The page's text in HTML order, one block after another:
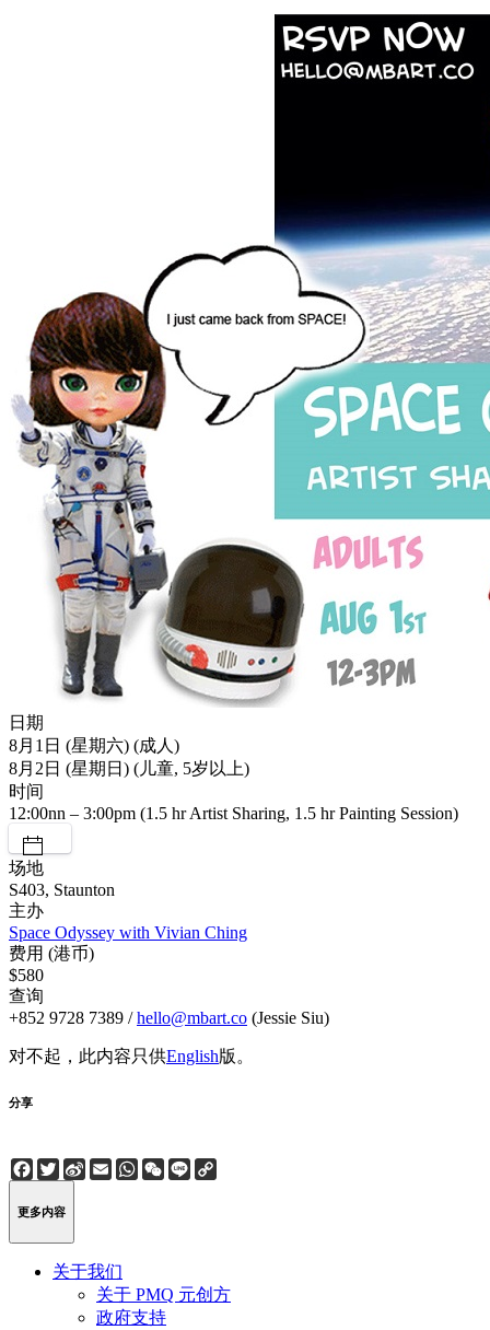
日期
8月1日 (星期六) (成人)
8月2日 (星期日) (儿童, 5岁以上)
时间
12:00nn – 3:00pm (1.5 hr Artist Sharing, 1.5 hr Painting Session)
场地
S403, Staunton
主办
Space Odyssey with Vivian Ching
费用 (港币)
$580
查询
+852 9728 7389 /hello@mbart.co (Jessie Siu)
对不起，此内容只供English版。
分享
Facebook
Twitter
Sina
Weibo
EmailWhatsApp
WeChat
Line
更多内容
关于我们
关于 PMQ 元创方
政府支持